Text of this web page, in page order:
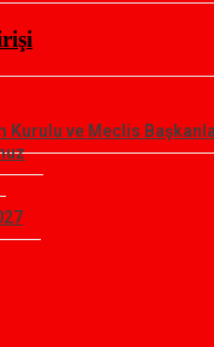
Kurulu ve Meclis